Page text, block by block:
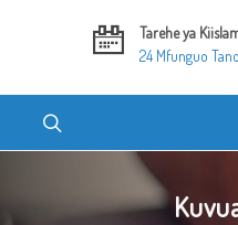
Tarehe ya
24 Mfunguo